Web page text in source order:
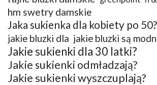
hm swetry damskie
Jaka sukienka dla kobiety po 50?
jakie bluzki dla jakie bluzki są
Jakie sukienki dla 30 latki?
Jakie sukienki odmładzają?
Jakie sukienki wyszczuplają?